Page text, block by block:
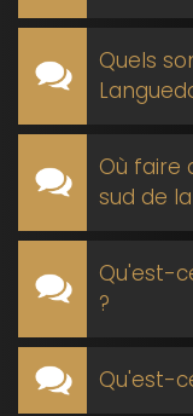
Quels
Où faire
sud de
Qu'est-
?
Qu'est-